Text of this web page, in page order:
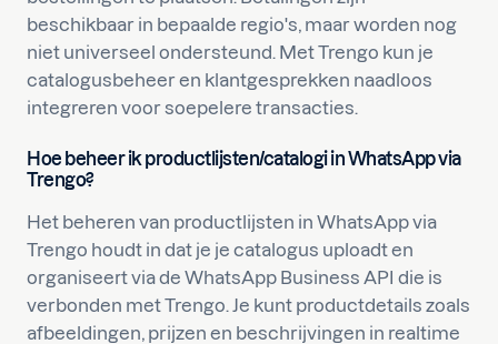
beschikbaar in bepaalde regio's, maar worden nog
niet universeel ondersteund. Met Trengo kun je
catalogusbeheer en klantgesprekken naadloos
integreren voor soepelere transacties.
Hoe beheer ik productlijsten/catalogi in WhatsApp via
Trengo?
Het beheren van productlijsten in WhatsApp via
Trengo houdt in dat je je catalogus uploadt en
organiseert via de WhatsApp Business API die is
verbonden met Trengo. Je kunt productdetails zoals
afbeeldingen, prijzen en beschrijvingen in realtime